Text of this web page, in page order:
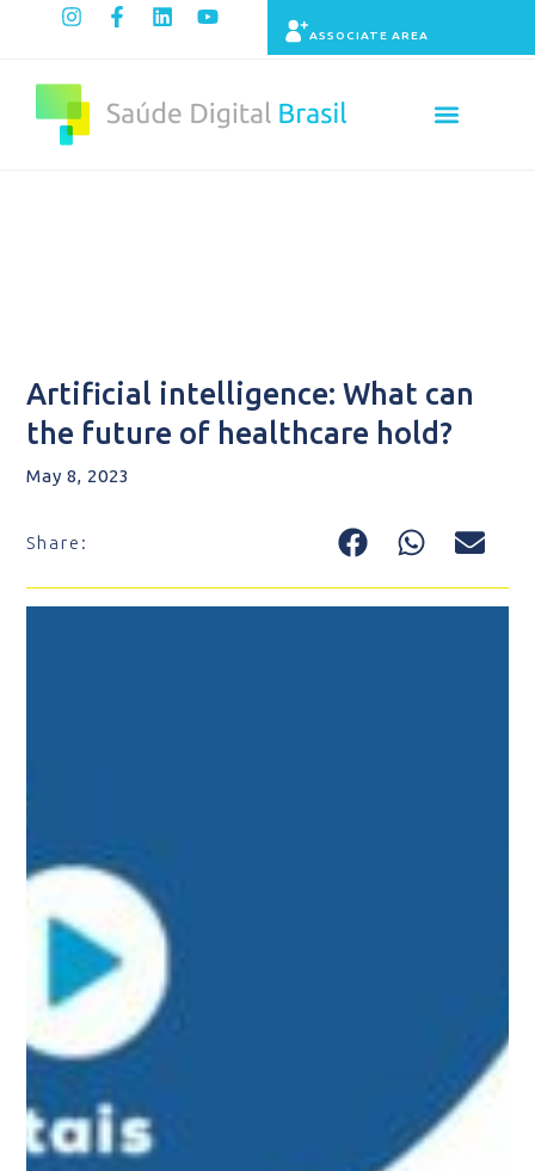
ASSOCIATE AREA
Artificial intelligence: What can
the future of healthcare hold?
May 8, 2023
Share: